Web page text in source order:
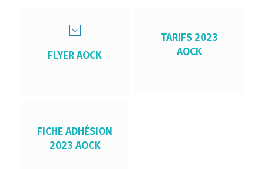
FLYER AOCK
TARIFS 2023
AOCK
FICHE ADHÉSION
2023 AOCK